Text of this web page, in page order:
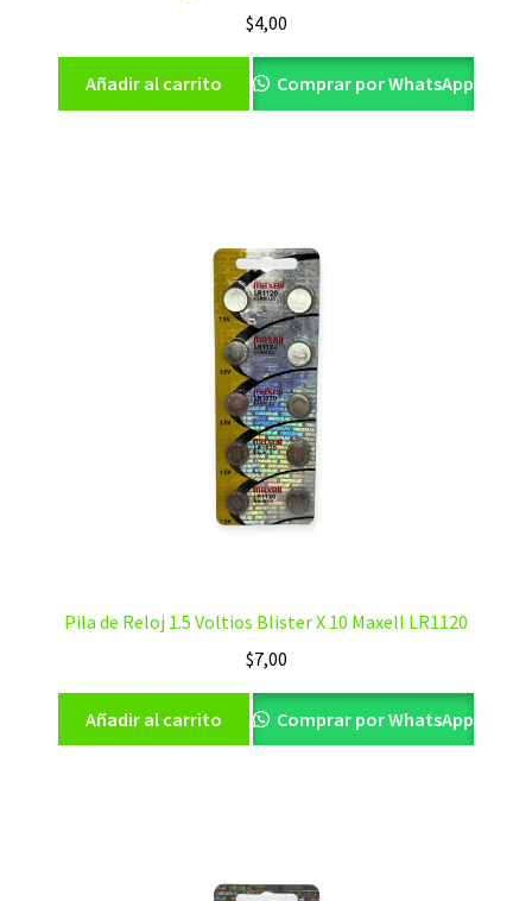
$4,00
Añadir al carrito Comprar por WhatsApp
Pila de Reloj 1.5 Voltios Blister X 10 Maxell LR1120
$7,00
Añadir al carrito Comprar por WhatsApp